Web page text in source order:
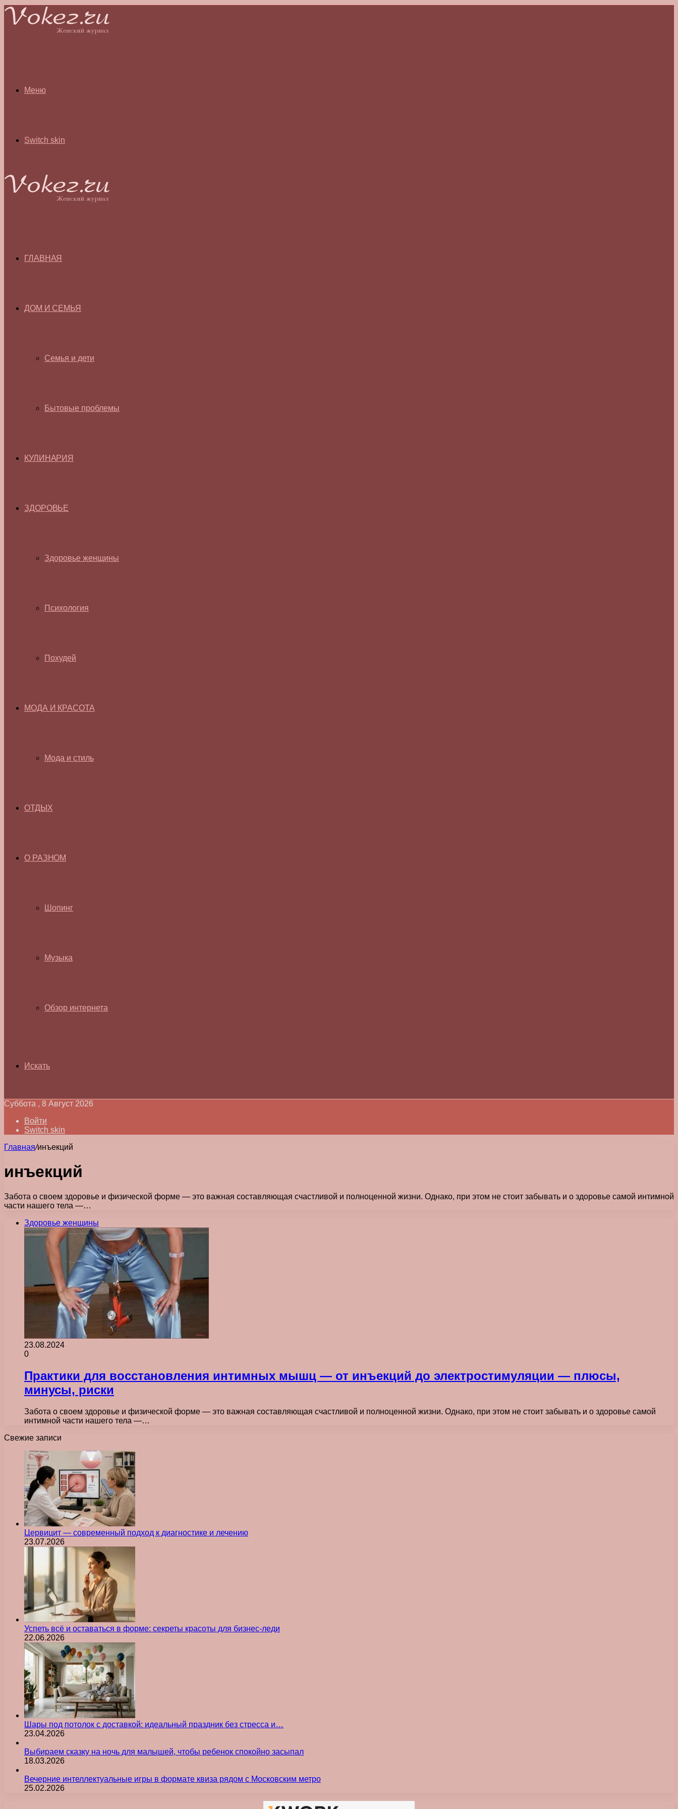
Меню
Switch skin
ГЛАВНАЯ
ДОМ И СЕМЬЯ
Семья и дети
Бытовые проблемы
КУЛИНАРИЯ
ЗДОРОВЬЕ
Здоровье женщины
Психология
Похудей
МОДА И КРАСОТА
Мода и стиль
ОТДЫХ
О РАЗНОМ
Шопинг
Музыка
Обзор интернета
Искать
Суббота , 8 Август 2026
Войти
Switch skin
Главная/инъекций
инъекций
Забота о своем здоровье и физической форме — это важная составляющая счастливой и полноценной жизни. Однако, при этом не стоит забывать и о здоровье самой интимной
части нашего тела —…
Здоровье женщины
23.08.2024
0
Практики для восстановления интимных мышц — от инъекций до электростимуляции — плюсы,
минусы, риски
Забота о своем здоровье и физической форме — это важная составляющая счастливой и полноценной жизни. Однако, при этом не стоит забывать и о здоровье самой
интимной части нашего тела —…
Свежие записи
Цервицит — современный подход к диагностике и лечению
23.07.2026
Успеть всё и оставаться в форме: секреты красоты для бизнес-леди
22.06.2026
Шары под потолок с доставкой: идеальный праздник без стресса и…
23.04.2026
Выбираем сказку на ночь для малышей, чтобы ребенок спокойно засыпал
18.03.2026
Вечерние интеллектуальные игры в формате квиза рядом с Московским метро
25.02.2026